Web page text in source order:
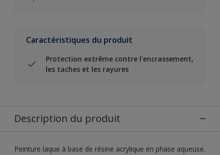
Caractéristiques du produit
Protection extrême contre l'encrassement,
les taches et les rayures
Description du produit
Peinture laque à base de résine acrylique en phase aqueuse.